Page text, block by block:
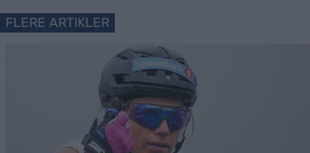
FLERE ARTIKLER